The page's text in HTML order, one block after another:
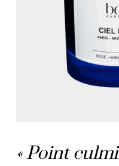
« Point